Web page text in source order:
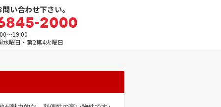
い合わせ下さい。
～19:00
曜日・第2第4火曜日